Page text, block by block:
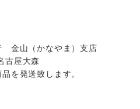
金山（かなやま）支店
古屋大森
を発送致します。